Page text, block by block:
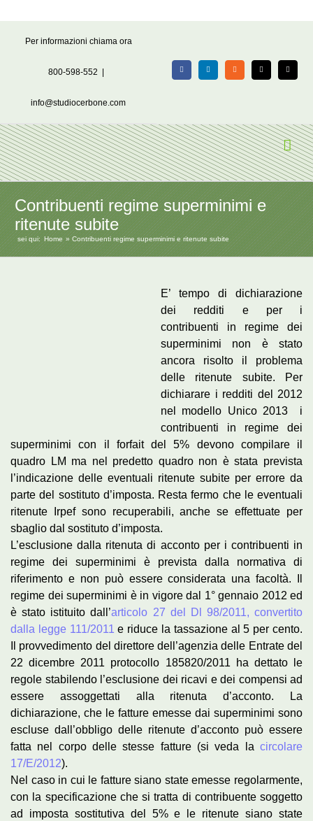
Per informazioni chiama ora
800-598-552
info@studiocerbone.com
FacebookLinkedIn Rss X Email
Contribuenti regime superminimi e
ritenute subite
sei qui: Home Contribuenti regime superminimi e ritenute subite
E’ tempo di dichiarazione
dei redditi e per i
contribuenti in regime dei
superminimi non è stato
ancora risolto il problema
delle ritenute subite. Per
dichiarare i redditi del 2012
nel modello Unico 2013 i
contribuenti in regime dei
superminimi con il forfait del 5% devono compilare il
quadro LM ma nel predetto quadro non è stata prevista
l’indicazione delle eventuali ritenute subite per errore da
parte del sostituto d’imposta. Resta fermo che le eventuali
ritenute Irpef sono recuperabili, anche se effettuate per
sbaglio dal sostituto d’imposta.
L’esclusione dalla ritenuta di acconto per i contribuenti in
regime dei superminimi è prevista dalla normativa di
riferimento e non può essere considerata una facoltà. Il
regime dei superminimi è in vigore dal 1° gennaio 2012 ed
è stato istituito dall’articolo 27 del Dl 98/2011, convertito
dalla legge 111/2011 e riduce la tassazione al 5 per cento.
Il provvedimento del direttore dell’agenzia delle Entrate del
22 dicembre 2011 protocollo 185820/2011 ha dettato le
regole stabilendo l’esclusione dei ricavi e dei compensi ad
essere assoggettati alla ritenuta d’acconto. La
dichiarazione, che le fatture emesse dai superminimi sono
escluse dall’obbligo delle ritenute d’acconto può essere
fatta nel corpo delle stesse fatture (si veda la circolare
17/E/2012).
Nel caso in cui le fatture siano state emesse regolarmente,
con la specificazione che si tratta di contribuente soggetto
ad imposta sostitutiva del 5% e le ritenute siano state